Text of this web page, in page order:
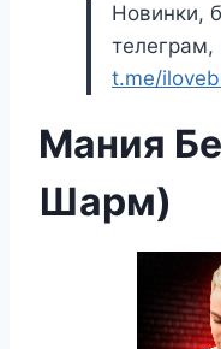
Новинки,
t.me/
Мания
Шарм)